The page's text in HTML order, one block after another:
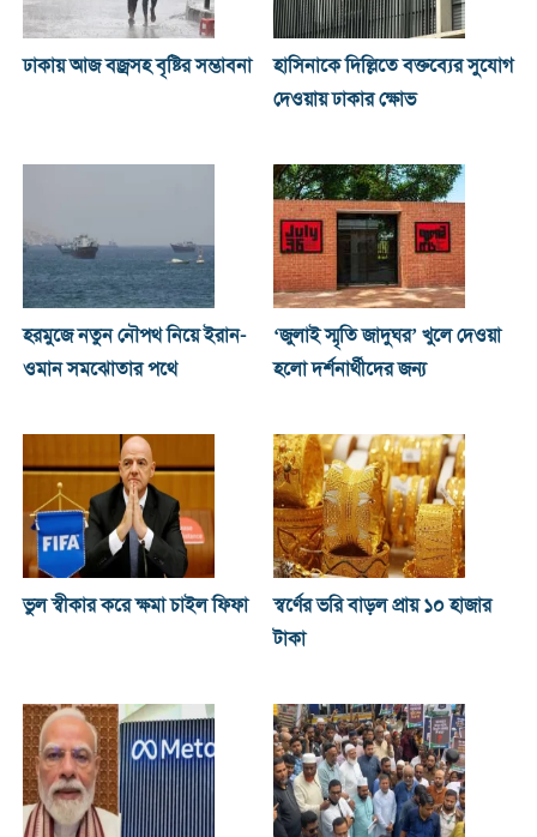
ঢাকায় আজ বজ্রসহ বৃষ্টির সম্ভাবনা
হাসিনাকে দিল্লিতে বক্তব্যের সুযোগ
দেওয়ায় ঢাকার ক্ষোভ
হরমুজে নতুন নৌপথ নিয়ে ইরান-
ওমান সমঝোতার পথে
‘জুলাই স্মৃতি জাদুঘর’ খুলে দেওয়া
হলো দর্শনার্থীদের জন্য
ভুল স্বীকার করে ক্ষমা চাইল ফিফা
স্বর্ণের ভরি বাড়ল প্রায় ১০ হাজার
টাকা